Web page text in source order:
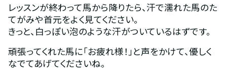
レッスンが終わって馬から降りたら、汗で濡れた馬のた
てがみや首元をよく見てください。
きっと、白っぽい泡のような汗がついているはずです。
頑張ってくれた馬に「お疲れ様！」と声をかけて、優しく
なでてあげてくださいね。